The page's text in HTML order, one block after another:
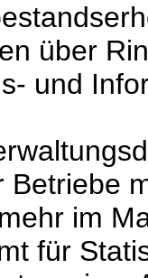
über
und
Betriebe
im
für